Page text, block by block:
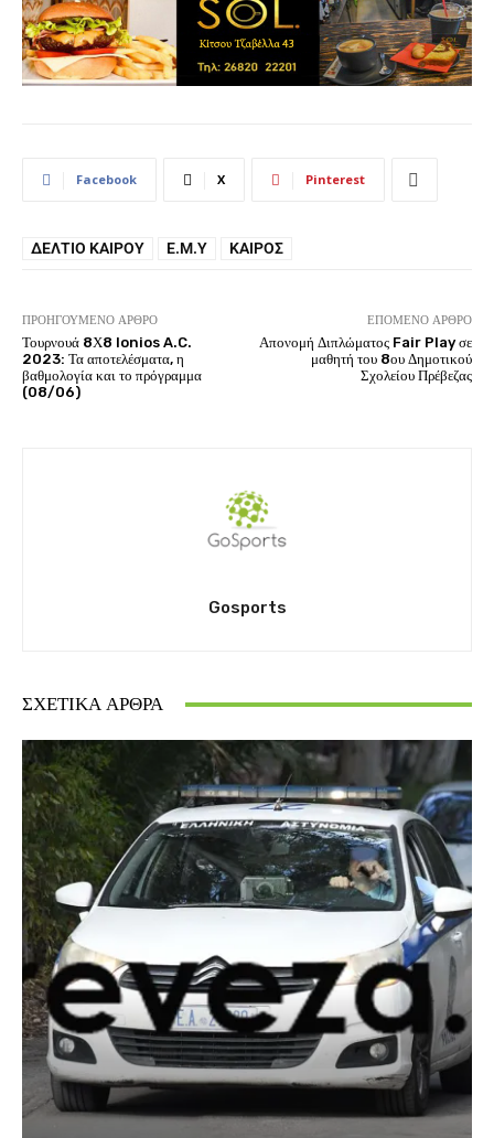
Facebook X Pinterest
ΔΕΛΤΊΟ ΚΑΙΡΟΎ Ε.Μ.Υ ΚΑΙΡΌΣ
ΠΡΟΗΓΟΎΜΕΝΟ ΆΡΘΡΟ
Τουρνουά 8Χ8 Ionios A.C.
2023: Τα αποτελέσματα, η
βαθμολογία και το πρόγραμμα
(08/06)
ΕΠΌΜΕΝΟ ΆΡΘΡΟ
Απονομή Διπλώματος Fair Play σε
μαθητή του 8ου Δημοτικού
Σχολείου Πρέβεζας
Gosports
ΣΧΕΤΙΚΆ ΆΡΘΡΑ